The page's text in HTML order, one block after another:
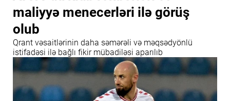
maliyyə menecerləri ilə görüş
olub
Qrant vəsaitlərinin daha səmərəli və məqsədyönlü
istifadəsi ilə bağlı fikir mübadiləsi aparılıb